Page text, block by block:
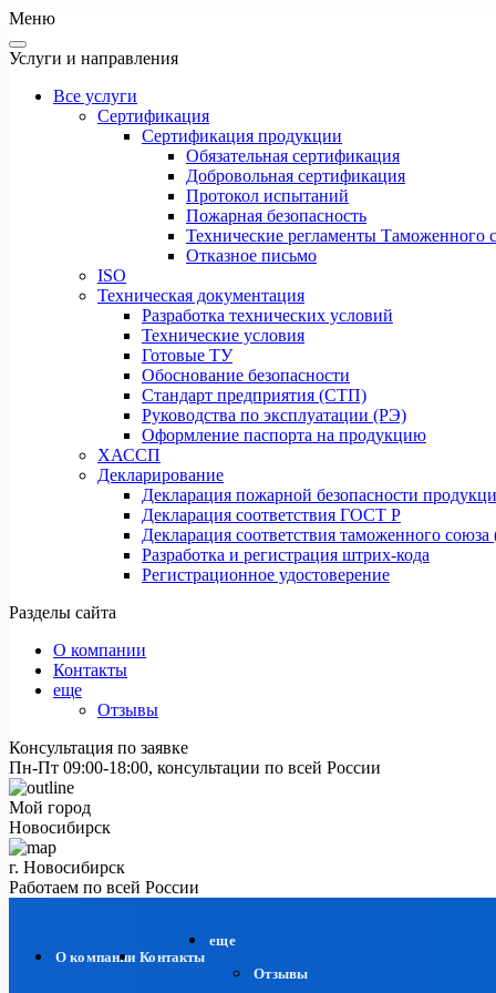
Меню
Услуги и направления
Все услуги
Сертификация
Сертификация продукции
Обязательная сертификация
Добровольная сертификация
Протокол испытаний
Пожарная безопасность
Технические регламенты Таможенного
Отказное письмо
ISO
Техническая документация
Разработка технических условий
Технические условия
Готовые ТУ
Обоснование безопасности
Стандарт предприятия (СТП)
Руководства по эксплуатации (РЭ)
Оформление паспорта на продукцию
ХАССП
Декларирование
Декларация пожарной безопасности
Декларация соответствия ГОСТ Р
Декларация соответствия таможенного
Разработка и регистрация штрих-кода
Регистрационное удостоверение
Разделы сайта
О компании
Контакты
еще
Отзывы
Консультация по заявке
Пн-Пт 09:00-18:00, консультации по всей России
Мой город
Новосибирск
г. Новосибирск
Работаем по всей России
О компании Контакты
еще
Отзывы